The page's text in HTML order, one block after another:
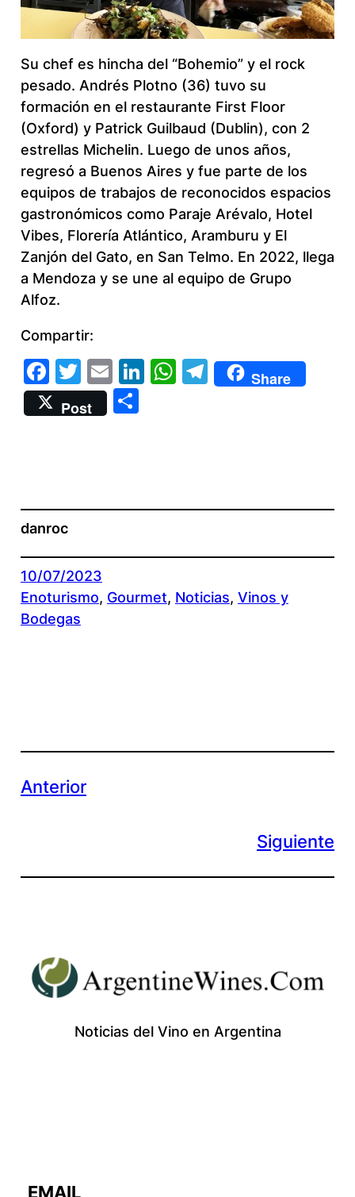
Su chef es hincha del “Bohemio” y el rock
pesado. Andrés Plotno (36) tuvo su
formación en el restaurante First Floor
(Oxford) y Patrick Guilbaud (Dublin), con 2
estrellas Michelin. Luego de unos años,
regresó a Buenos Aires y fue parte de los
equipos de trabajos de reconocidos espacios
gastronómicos como Paraje Arévalo, Hotel
Vibes, Florería Atlántico, Aramburu y El
Zanjón del Gato, en San Telmo. En 2022, llega
a Mendoza y se une al equipo de Grupo
Alfoz.
Compartir:
Facebook
Twitter
EmailLinkedIn
WhatsApp
Telegram
Share
Post
Compartir
danroc
10/07/2023
Enoturismo, Gourmet, Noticias, Vinos y
Bodegas
Anterior
Siguiente
Noticias del Vino en Argentina
EMAIL